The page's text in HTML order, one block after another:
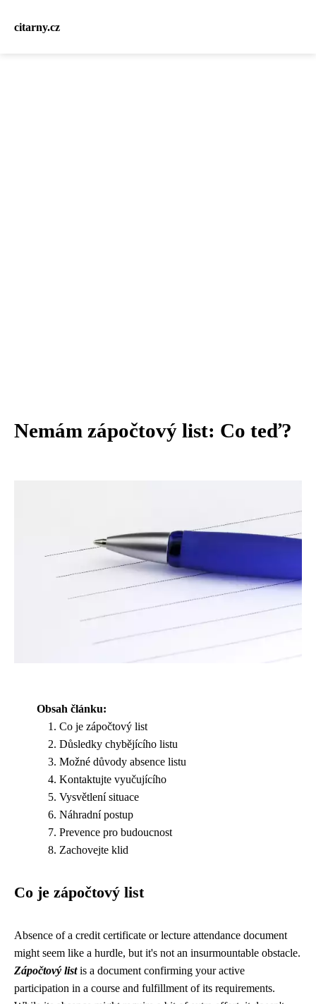
citarny.cz
Nemám zápočtový list: Co teď?
Obsah článku:
Co je zápočtový list
Důsledky chybějícího listu
Možné důvody absence listu
Kontaktujte vyučujícího
Vysvětlení situace
Náhradní postup
Prevence pro budoucnost
Zachovejte klid
Co je zápočtový list
Absence of a credit certificate or lecture attendance document
might seem like a hurdle, but it's not an insurmountable obstacle.
Zápočtový listis a document confirming your active
participation in a course and fulfillment of its requirements.